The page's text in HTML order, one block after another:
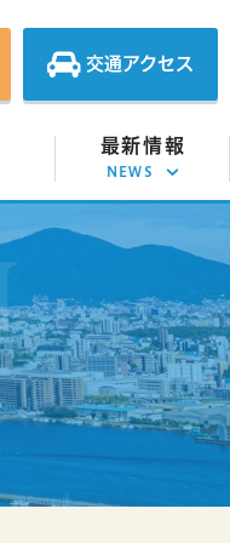
交通アクセス
最新情報
NEWS
スタッフブログ
債務整理コラム